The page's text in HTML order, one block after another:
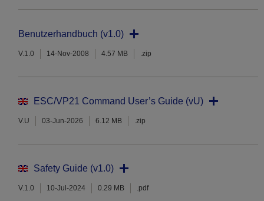
Benutzerhandbuch (v1.0)
V.1.0 14-Nov-2008 4.57 MB .zip
ESC/VP21 Command User’s Guide (vU)
V.U 03-Jun-2026 6.12 MB .zip
Safety Guide (v1.0)
V.1.0 10-Jul-2024 0.29 MB .pdf